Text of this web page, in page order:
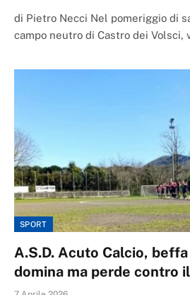
di Pietro Necci Nel pomeriggio di
campo neutro di Castro dei Volsci,
SPORT
A.S.D. Acuto Calcio,
domina ma perde contro